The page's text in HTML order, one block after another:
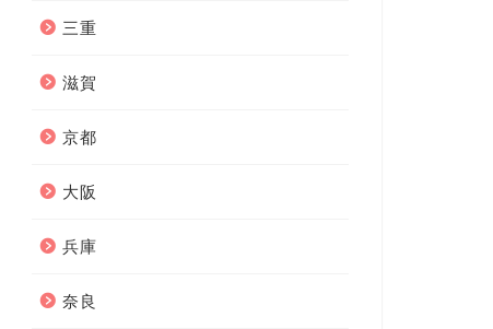
三重
滋賀
京都
大阪
兵庫
奈良